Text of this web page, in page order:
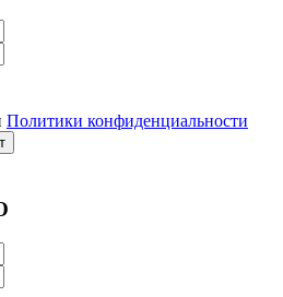
Политики конфиденциальности